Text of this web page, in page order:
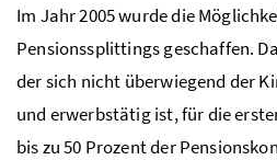
Im Jahr 2005 wurde die
Pensionssplittings geschaffen.
der sich nicht überwiegend der
und erwerbstätig ist, für die
bis zu 50 Prozent der